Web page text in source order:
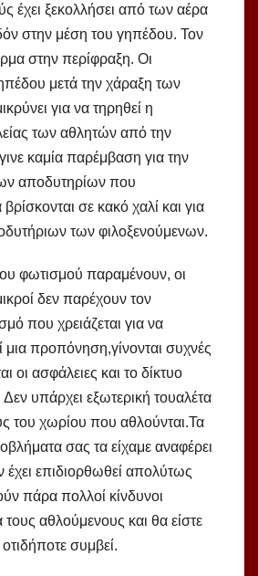
έχει ξεκολλήσει από των αέρα
στην μέση του γηπέδου. Τον
στην περίφραξη. Οι
μετά την χάραξη των
για να τηρηθεί η
των αθλητών από την
καμία παρέμβαση για την
αποδυτηρίων που
σε κακό χαλί και για
των φιλοξενούμενων.
φωτισμού παραμένουν, οι
δεν παρέχουν τον
που χρειάζεται για να
μια προπόνηση,γίνονται συχνές
οι ασφάλειες και το δίκτυο
υπάρχει εξωτερική τουαλέτα
του χωρίου που αθλούνται.Τα
σας τα είχαμε αναφέρει
έχει επιδιορθωθεί απολύτως
πάρα πολλοί κίνδυνοι
τους αθλούμενους και θα είστε
συμβεί.